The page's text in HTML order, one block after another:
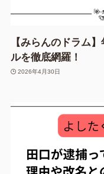
【みらんのドラム
ルを徹底網羅！
2026年4月30日